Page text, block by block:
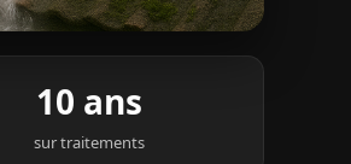
10 ans
sur traitements